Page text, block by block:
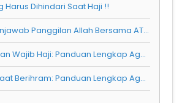
Harus Dihindari Saat Haji !!
Saatnya Menjawab Panggilan Allah Bersama ATTIN TOUR !!
Rukun Haji dan Wajib Haji: Panduan Lengkap Agar Ibadah Semakin Sempurna
Larangan Saat Berihram: Panduan Lengkap Agar Ibadah Tetap Sah dan Berkah